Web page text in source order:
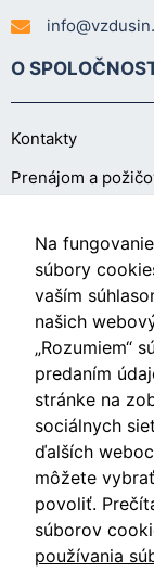
O
Kontakty
Prenájom a
O NÁKUPE
Obchodné
Ochrana
Nastavenia
Videá
Blog
Na
súbory
vaším
našich
„Rozumiem“
predaním
stránke na
sociálnych
ďalších
môžete
povoliť.
súborov
používania